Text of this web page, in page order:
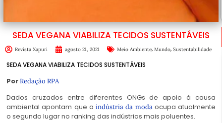
SEDA VEGANA VIABILIZA TECIDOS SUSTENTÁVEIS
Revista Xapuri agosto 21, 2021 Meio Ambiente, Mundo, Sustentabilidade
SEDA VEGANA VIABILIZA TECIDOS SUSTENTÁVEIS
PorRedação RPA
Dados cruzados entre diferentes ONGs de apoio à causa
ambiental apontam que a indústria da modaocupa atualmente
o segundo lugar no ranking das indústrias mais poluentes.